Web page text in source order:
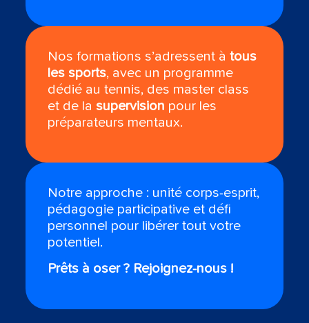
Nos formations s’adressent à tous
les sports, avec un programme
dédié au tennis, des master class
et de la supervision pour les
préparateurs mentaux.
Notre approche : unité corps-esprit,
pédagogie participative et défi
personnel pour libérer tout votre
potentiel.
Prêts à oser ? Rejoignez-nous !